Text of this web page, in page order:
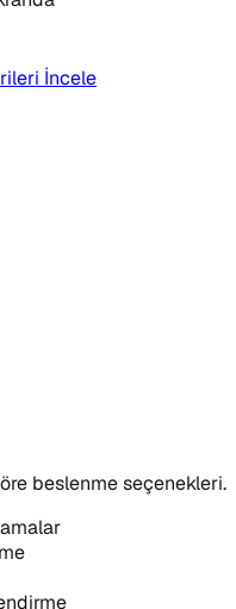
İncele
beslenme seçenekleri.